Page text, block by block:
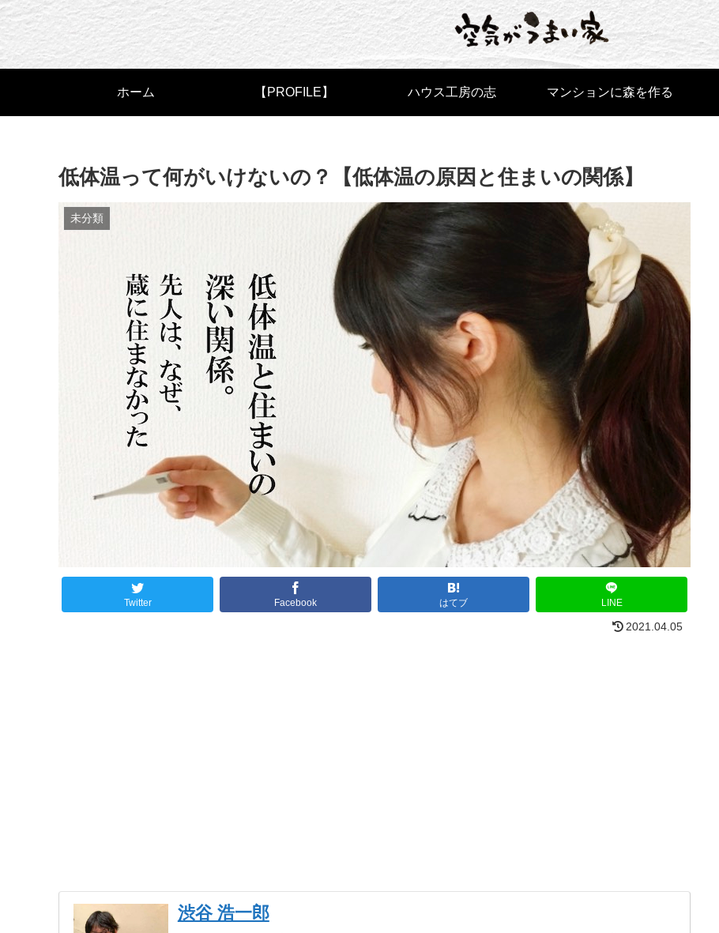
ホーム 【PROFILE】 ハウス工房の志 マンションに森を作る
低体温って何がいけないの？【低体温の原因と住まいの関係】
未分類
Twitter Facebook はてブ LINE
2021.04.05
渋谷 浩一郎